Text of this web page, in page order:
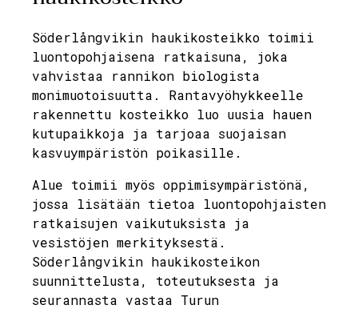
Söderlångvikin haukikosteikko toimii
luontopohjaisena ratkaisuna, joka
vahvistaa rannikon biologista
monimuotoisuutta. Rantavyöhykkeelle
rakennettu kosteikko luo uusia hauen
kutupaikkoja ja tarjoaa suojaisan
kasvuympäristön poikasille.
Alue toimii myös oppimisympäristönä,
jossa lisätään tietoa luontopohjaisten
ratkaisujen vaikutuksista ja
vesistöjen merkityksestä.
Söderlångvikin haukikosteikon
suunnittelusta, toteutuksesta ja
seurannasta vastaa Turun